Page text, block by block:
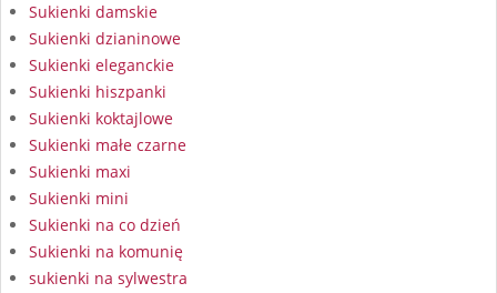
Sukienki damskie
Sukienki dzianinowe
Sukienki eleganckie
Sukienki hiszpanki
Sukienki koktajlowe
Sukienki małe czarne
Sukienki maxi
Sukienki mini
Sukienki na co dzień
Sukienki na komunię
sukienki na sylwestra